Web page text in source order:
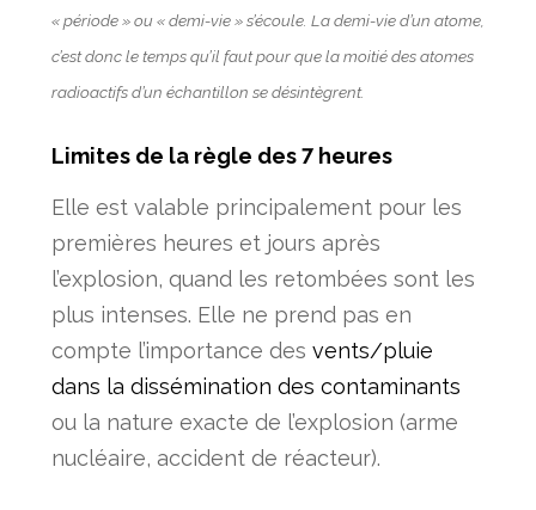
« période » ou « demi-vie » s’écoule. La demi-vie d’un atome,
c’est donc le temps qu’il faut pour que la moitié des atomes
radioactifs d’un échantillon se désintègrent.
Limites de la règle des 7 heures
Elle est valable principalement pour les
premières heures et jours après
l’explosion, quand les retombées sont les
plus intenses. Elle ne prend pas en
compte l’importance des vents/pluie
dans la dissémination des contaminants
ou la nature exacte de l’explosion (arme
nucléaire, accident de réacteur).